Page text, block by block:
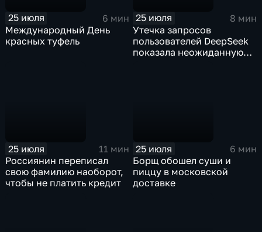
25 июля
6 мин
Международный День
красных туфель
25 июля
8 мин
Утечка запросов
пользователей DeepSeek
показала неожиданную
25 июля
11 мин
Россиянин переписал
свою фамилию наоборот,
чтобы не платить кредит
25 июля
6 мин
Борщ обошел суши и
пиццу в московской
доставке